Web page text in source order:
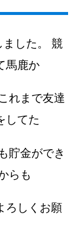
ました。 競
馬鹿か
れまで友達
してた
貯金ができ
らも
ろしくお願